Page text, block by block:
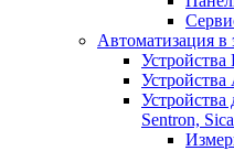
Автоматизация в
Sentron,